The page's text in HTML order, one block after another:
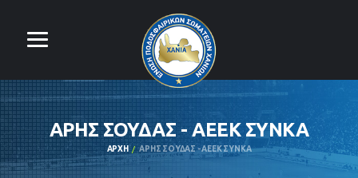
ΑΡΗΣ ΣΟΥΔΑΣ - ΑΕΕΚ ΣΥΝΚΑ
ΑΡΧΉ ΑΡΗΣ ΣΟΥΔΑΣ - ΑΕΕΚ ΣΥΝΚΑ